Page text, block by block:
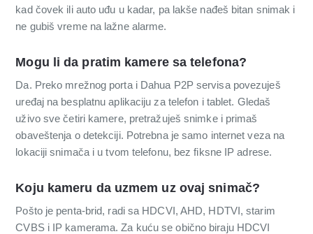
kad čovek ili auto uđu u kadar, pa lakše nađeš bitan snimak i
ne gubiš vreme na lažne alarme.
Mogu li da pratim kamere sa telefona?
Da. Preko mrežnog porta i Dahua P2P servisa povezuješ
uređaj na besplatnu aplikaciju za telefon i tablet. Gledaš
uživo sve četiri kamere, pretražuješ snimke i primaš
obaveštenja o detekciji. Potrebna je samo internet veza na
lokaciji snimača i u tvom telefonu, bez fiksne IP adrese.
Koju kameru da uzmem uz ovaj snimač?
Pošto je penta-brid, radi sa HDCVI, AHD, HDTVI, starim
CVBS i IP kamerama. Za kuću se obično biraju HDCVI